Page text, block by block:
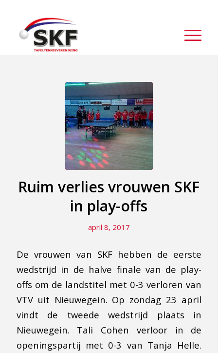
Ruim verlies vrouwen SKF
in play-offs
april 8, 2017
De vrouwen van SKF hebben de eerste
wedstrijd in de halve finale van de play-
offs om de landstitel met 0-3 verloren van
VTV uit Nieuwegein. Op zondag 23 april
vindt de tweede wedstrijd plaats in
Nieuwegein. Tali Cohen verloor in de
openingspartij met 0-3 van Tanja Helle.